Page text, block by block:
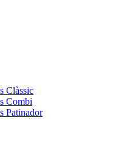
Clàssic
Combi
Patinador